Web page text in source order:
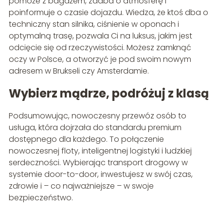
poinformuje o czasie dojazdu. Wiedza, że ktoś dba o
techniczny stan silnika, ciśnienie w oponach i
optymalną trasę, pozwala Ci na luksus, jakim jest
odcięcie się od rzeczywistości. Możesz zamknąć
oczy w Polsce, a otworzyć je pod swoim nowym
adresem w Brukseli czy Amsterdamie.
Wybierz mądrze, podróżuj z klasą
Podsumowując, nowoczesny przewóz osób to
usługa, która dojrzała do standardu premium
dostępnego dla każdego. To połączenie
nowoczesnej floty, inteligentnej logistyki i ludzkiej
serdeczności. Wybierając transport drogowy w
systemie door-to-door, inwestujesz w swój czas,
zdrowie i – co najważniejsze – w swoje
bezpieczeństwo.